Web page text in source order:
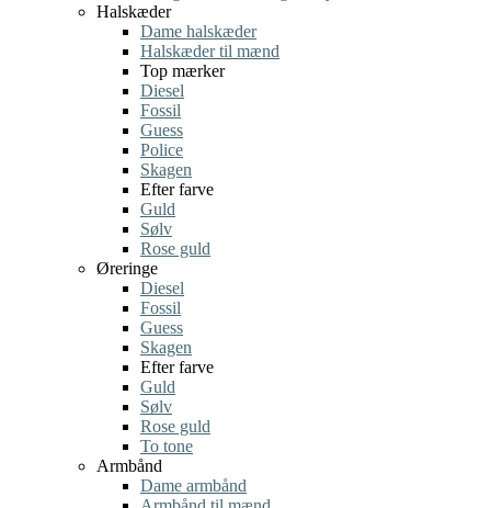
Halskæder
Dame halskæder
Halskæder til mænd
Top mærker
Diesel
Fossil
Guess
Police
Skagen
Efter farve
Guld
Sølv
Rose guld
Øreringe
Diesel
Fossil
Guess
Skagen
Efter farve
Guld
Sølv
Rose guld
To tone
Armbånd
Dame armbånd